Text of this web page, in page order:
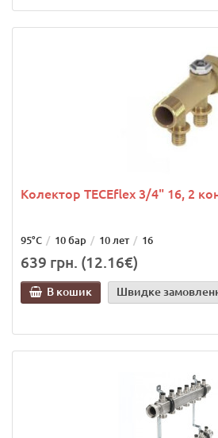
Колектор TECEflex 3/4" 16, 2
95°C 10 бар 10 лет 16
639 грн. (12.16€)
В кошик Швидке